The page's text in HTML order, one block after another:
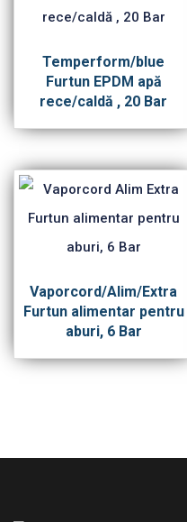
Temperform/blue
Furtun EPDM apă
rece/caldă , 20 Bar
Vaporcord/Alim/Extra
Furtun alimentar pentru
aburi, 6 Bar